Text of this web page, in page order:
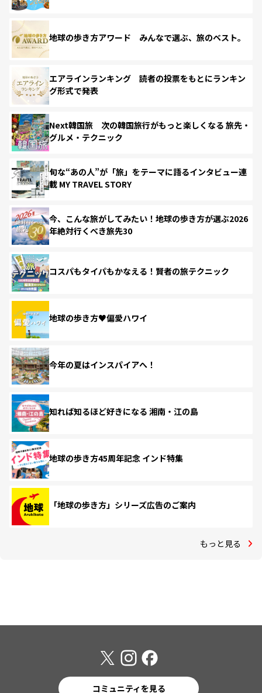
地球の歩き方アワード みんなで選ぶ、旅のベスト。
エアラインランキング 読者の投票をもとにランキン
グ形式で発表
Next韓国旅 次の韓国旅行がもっと楽しくなる 旅先・
グルメ・テクニック
旬な“あの人”が「旅」をテーマに語るインタビュー連
載 MY TRAVEL STORY
今、こんな旅がしてみたい！地球の歩き方が選ぶ2026
年絶対行くべき旅先30
コスパもタイパもかなえる！賢者の旅テクニック
地球の歩き方♥偏愛ハワイ
今年の夏はインスパイアへ！
知れば知るほど好きになる 湘南・江の島
地球の歩き方45周年記念 インド特集
「地球の歩き方」シリーズ広告のご案内
もっと見る
コミュニティを見る